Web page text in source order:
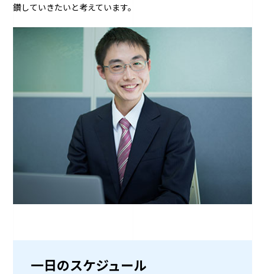
鑽していきたいと考えています。
一日のスケジュール